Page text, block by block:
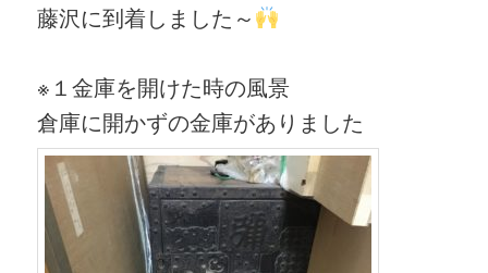
藤沢に到着しました～
※１金庫を開けた時の風景
倉庫に開かずの金庫がありました